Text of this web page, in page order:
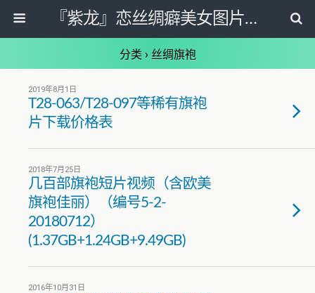
『紫龙』恋丝绸癖美女图片套图写真网
分类 › 丝绸旗袍
2019年8月1日
T28-063/T28-097等稀有旗袍
片下载价格表
2018年7月25日
几百部旗袍短片视频（含欧美
旗袍佳丽）（编号5-2-
20180712）
(1.37GB+1.24GB+9.49GB)
2016年10月31日